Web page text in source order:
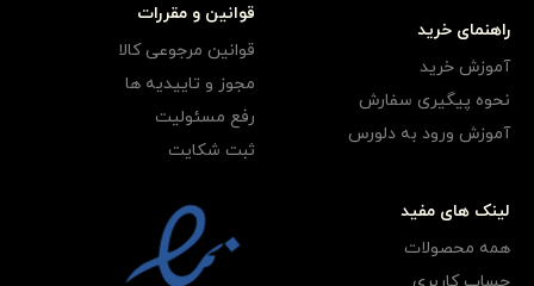
راهنمای خرید
آموزش خرید
نحوه پیگیری سفارش
آموزش ورود به دلورس
قوانین و مقررات
قوانین مرجوعی کالا
مجوز و تاییدیه ها
رفع مسئولیت
ثبت شکایت
لینک های مفید
همه محصولات
حساب کاربری